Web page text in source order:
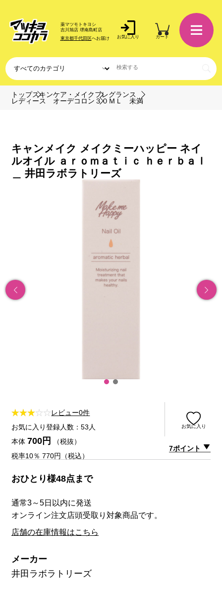
薬マツモトキヨシ
吉川旭店 堺南島町店
東京都千代田区へお届け お気に入り カート
トップスキンケア・メイク フレグランス
レディース オーデコロン ３０ＭＬ 未満
キャンメイク メイクミーハッピー ネイ
ルオイル ａｒｏｍａｔｉｃ ｈｅｒｂａｌ
＿ 井田ラボラトリーズ
レビュー0件
お気に入り登録人数：53人
お気に入り
本体 700円
（税抜）
税率10％ 770円（税込）
7ポイント
おひとり様48点まで
通常3～5日以内に発送
オンライン注文店頭受取り対象商品です。
店舗の在庫情報はこちら
メーカー
井田ラボラトリーズ